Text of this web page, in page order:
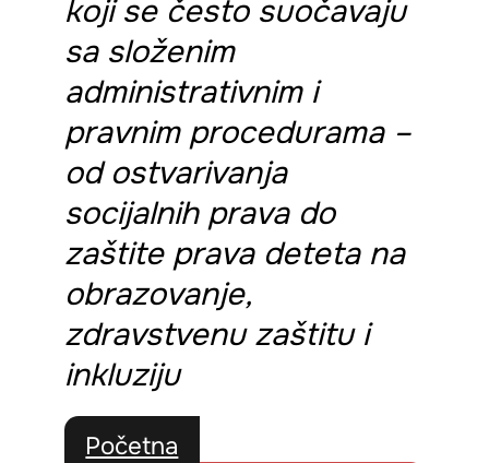
koji se često suočavaju
sa složenim
administrativnim i
pravnim procedurama –
od ostvarivanja
socijalnih prava do
zaštite prava deteta na
obrazovanje,
zdravstvenu zaštitu i
inkluziju
Početna